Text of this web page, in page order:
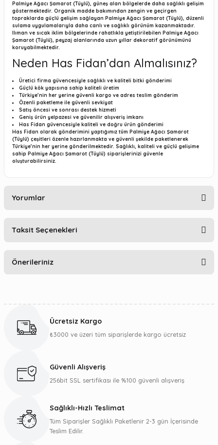
Palmiye Ağacı Şamarot (Tüylü), güneş alan bölgelerde daha sağlıklı gelişim
göstermektedir. Organik madde bakımından zengin ve geçirgen
topraklarda güçlü gelişim sağlayan Palmiye Ağacı Şamarot (Tüylü), düzenli
sulama uygulamalarıyla daha canlı ve sağlıklı görünüm kazanmaktadır.
Ilıman ve sıcak iklim bölgelerinde rahatlıkla yetiştirilebilen Palmiye Ağacı
Şamarot (Tüylü), peyzaj alanlarında uzun yıllar dekoratif görünümünü
koruyabilmektedir.
Neden Has Fidan’dan Almalısınız?
Üretici firma güvencesiyle sağlıklı ve kaliteli bitki gönderimi
Güçlü kök yapısına sahip kaliteli üretim
Türkiye’nin her yerine güvenli kargo ve adres teslim gönderim
Özenli paketleme ile güvenli sevkiyat
Satış öncesi ve sonrası destek hizmeti
Geniş ürün yelpazesi ve güvenilir alışveriş imkanı
Has Fidan güvencesiyle kaliteli ve doğru ürün gönderimi
Has Fidan olarak gönderimini yaptığımız tüm Palmiye Ağacı Şamarot
(Tüylü) çeşitleri özenle hazırlanmakta ve güvenli şekilde paketlenerek
Türkiye’nin her yerine gönderilmektedir. Sağlıklı, kaliteli ve güçlü gelişime
sahip Palmiye Ağacı Şamarot (Tüylü) siparişlerinizi güvenle
oluşturabilirsiniz.
Yorumlar
Taksit Seçenekleri
Önerileriniz
Görüş ve önerileriniz için teşekkür ederiz.
Ürün bilgilerinde hatalar bulunuyor.
Ücretsiz Kargo
₺3000 ve üzeri tüm siparişlerde kargo ücretsiz
Güvenli Alışveriş
256bit SSL sertifikası ile %100 güvenli alışveriş
Sağlıklı-Hızlı Teslimat
Tüm Siparişler Sağlıklı Paketlenir 2-3 gün İçerisinde
Teslim Edilir.